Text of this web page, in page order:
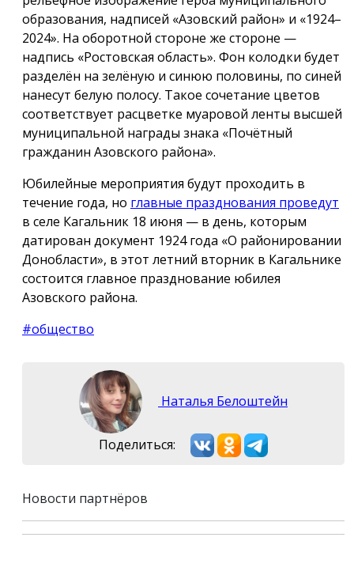
образования, надписей «Азовский район» и «1924–
2024». На оборотной стороне же стороне —
надпись «Ростовская область». Фон колодки будет
разделён на зелёную и синюю половины, по синей
нанесут белую полосу. Такое сочетание цветов
соответствует расцветке муаровой ленты высшей
муниципальной награды знака «Почётный
гражданин Азовского района».
Юбилейные мероприятия будут проходить в
течение года, но главные празднования проведут
в селе Кагальник 18 июня — в день, которым
датирован документ 1924 года «О районировании
Донобласти», в этот летний вторник в Кагальнике
состоится главное празднование юбилея
Азовского района.
#общество
Наталья Белоштейн
Поделиться:
Новости партнёров